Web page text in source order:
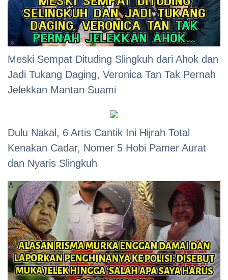
Meski Sempat Dituding Slingkuh dari Ahok dan
Jadi Tukang Daging, Veronica Tan Tak Pernah
Jelekkan Mantan Suami
Dulu Nakal, 6 Artis Cantik Ini Hijrah Total
Kenakan Cadar, Nomer 5 Hobi Pamer Aurat
dan Nyaris Slingkuh